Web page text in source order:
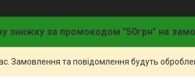
знижку за промокодом "50грн" на
Замовлення та повідомлення будуть